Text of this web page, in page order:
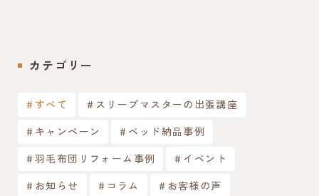
カテゴリー
すべて
スリープマスターの出張講座
キャンペーン
ベッド納品事例
羽毛布団リフォーム事例
イベント
お知らせ
コラム お客様の声